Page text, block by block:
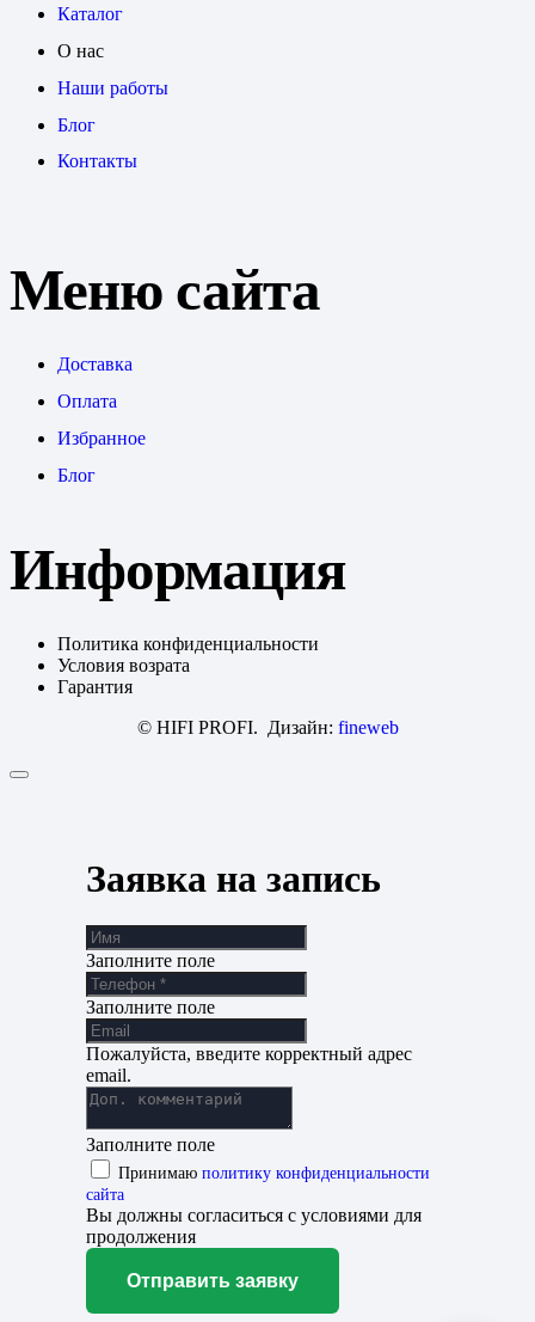
Каталог
О нас
Наши работы
Блог
Контакты
Меню сайта
Доставка
Оплата
Избранное
Блог
Информация
Политика конфиденциальности
Условия возрата
Гарантия
© HIFI PROFI. Дизайн: fineweb
Заявка на запись
Заполните поле
Заполните поле
Пожалуйста, введите корректный адрес
email.
Заполните поле
Принимаю политику конфиденциальности
сайта
Вы должны согласиться с условиями для
продолжения
Отправить заявку